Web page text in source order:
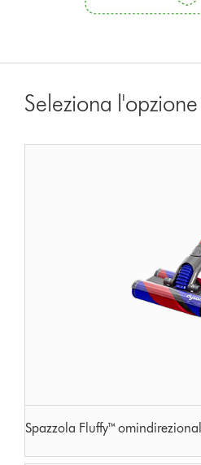
Seleziona
Spazzola Fluffy™